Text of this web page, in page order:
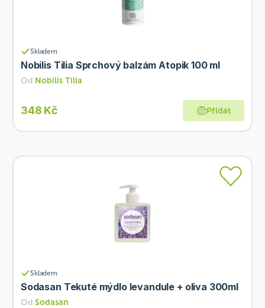
Skladem
Nobilis Tilia Sprchový balzám Atopik 100 ml
Od Nobilis Tilia
348 Kč Přidat
Skladem
Sodasan Tekuté mýdlo levandule + oliva 300ml
Od Sodasan